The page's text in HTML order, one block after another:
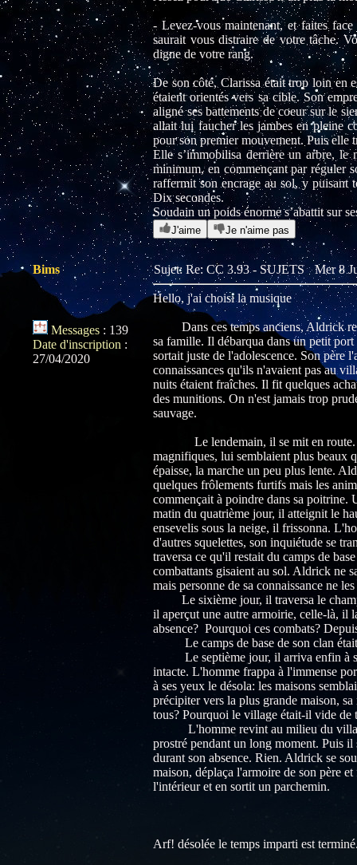
- Levez-vous maintenant, et faites
saurait vous distraire de votre tâche.
digne de votre rang.
De son côté, Clarissa était trop loin en
étaient orientés vers sa cible. Son
aligné ses battements de coeur sur le
allait lui faucher les jambes en pleine
pour son premier mouvement. Puis elle
Elle s’immobilisa derrière un arbre,
minimum, en commençant par réguler
raffermit son encrage au sol, y puisant
Dix secondes.
Soudain un poids énorme s’abattit sur
J'aime Je n'aime pas
Bims
Messages : 139
Date d'inscription :
27/04/2020
Sujet: Re: CC 3.93 - SUJETSMer 8
Hello, j'ai choisi la musique
Dans ces temps anciens, Aldrick
sa famille. Il débarqua dans un petit
sortait juste de l'adolescence. Son père
connaissances qu'ils n'avaient pas au
nuits étaient fraîches. Il fit quelques
des munitions. On n'est jamais trop
sauvage.
Le lendemain, il se mit en route. La
magnifiques, lui semblaient plus beaux
épaisse, la marche un peu plus lente.
quelques frôlements furtifs mais les
commençait à poindre dans sa poitrine.
matin du quatrième jour, il atteignit le
ensevelis sous la neige, il frissonna.
d'autres squelettes, son inquiétude se
traversa ce qu'il restait du camps de
combattants gisaient au sol. Aldrick ne
mais personne de sa connaissance ne
Le sixième jour, il traversa le champs
il aperçut une autre armoirie, celle-là, il
absence? Pourquoi ces combats?
Le camps de base de son clan était
Le septième jour, il arriva enfin à
intacte. L'homme frappa à l'immense
à ses yeux le désola: les maisons
précipiter vers la plus grande maison,
tous? Pourquoi le village était-il vide de
L'homme revint au milieu du village
prostré pendant un long moment. Puis
durant son absence. Rien. Aldrick se
maison, déplaça l'armoire de son père
l'intérieur et en sortit un parchemin.
Arf! désolée le temps imparti est